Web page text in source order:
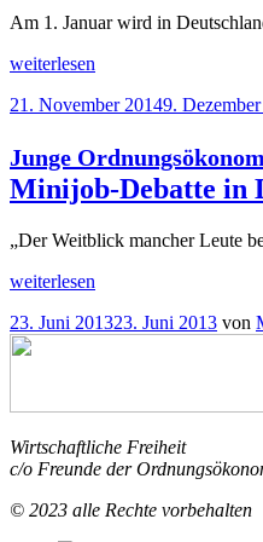
Am 1. Januar wird in
„Gastbeitrag
Zukunft
Mindestlohns“
weiterlesen
Veröffentlicht
21. November 20149.
Junge
Minijob-Debatte in
„Der Weitblick mancher Leute
„Junge
Minijob-
Debatte
Wenn
Blick
über
Tellerrand
weiterlesen
Veröffentlicht
am
23. Juni 201323. Juni 2013 von
Wirtschaftliche Freiheit
c/o Freunde der
© 2023 alle Rechte vorbehalten